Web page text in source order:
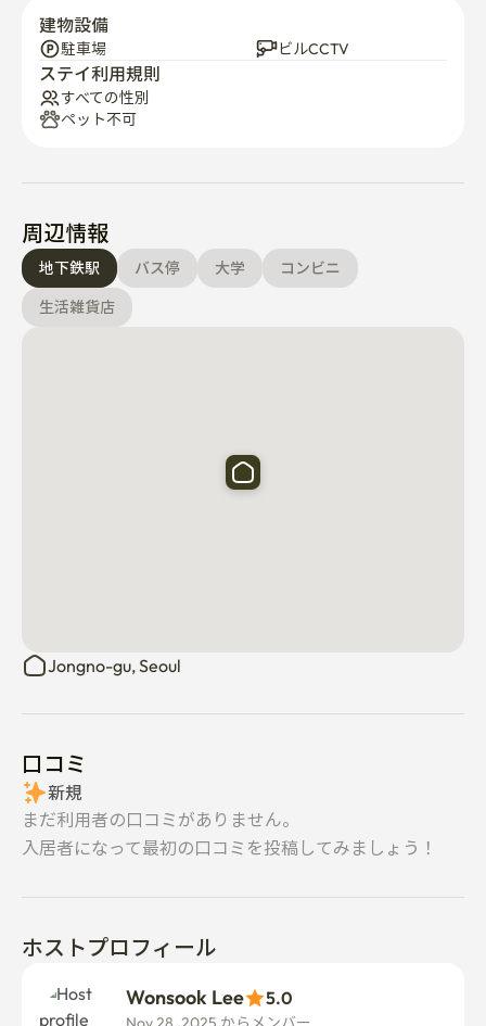
-住宅近くの徒歩圏内に文化公演場（5分）、コンビニ
（5分）、ダイソー、オリーブ、カフェ、レストランが
便利に整っています
-短期賃貸スペースのため、個人衛生用品のご準備をお願
建物設備
駐車場 ビルCCTV
ステイ利用規則
すべての性別
ペット不可
周辺情報
地下鉄駅 バス停 大学
コンビニ
生活雑貨店
Jongno-gu, Seoul
口コミ
新規
まだ利用者の口コミがありません。
入居者になって最初の口コミを投稿してみましょう！
ホストプロフィール
Wonsook Lee 5.0